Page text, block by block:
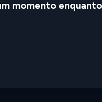
momento